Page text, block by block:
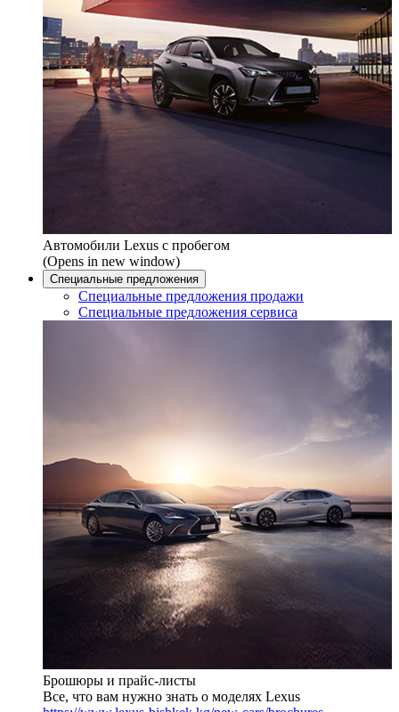
Автомобили Lexus с пробегом
(Opens in new window)
Специальные предложения
Специальные предложения продажи
Специальные предложения сервиса
Брошюры и прайс-листы
Все, что вам нужно знать о моделях Lexus